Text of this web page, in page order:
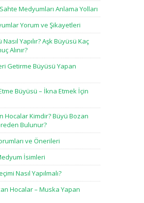
Medyumları Anlama Yolları
Yorum ve Şikayetleri
Yapılır? Aşk Büyüsü Kaç
Alınır?
Getirme Büyüsü Yapan
Büyüsü – İkna Etmek İçin
Hocalar Kimdir? Büyü Bozan
Bulunur?
ve Önerileri
İsimleri
Nasıl Yapılmalı?
Hocalar – Muska Yapan